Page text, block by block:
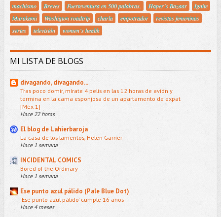
machismo
Breves Fuerteventura en 500 palabras. Haper´s Bazaar
Ignite
Murakami
Washigton roadtrip charla empotrador
revistas femeninas
series
televisión women´s health
MI LISTA DE BLOGS
divagando, divagando...
Tras poco domir, mírate 4 pelis en las 12 horas de avión y
termina en la cama esponjosa de un apartamento de expat
[Méx 1]
Hace 22 horas
El blog de Lahierbaroja
La casa de los lamentos, Helen Garner
Hace 1 semana
INCIDENTAL COMICS
Bored of the Ordinary
Hace 1 semana
Ese punto azul pálido (Pale Blue Dot)
'Ese punto azul pálido' cumple 16 años
Hace 4 meses